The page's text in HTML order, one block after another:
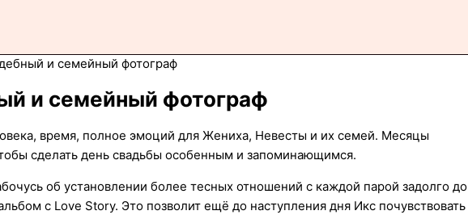
и семейный фотограф
и семейный фотограф
время, полное эмоций для Жениха, Невесты и их семей. Месяцы
сделать день свадьбы особенным и запоминающимся.
об установлении более тесных отношений с каждой парой задолго до
с Love Story. Это позволит ещё до наступления дня Икс почувствовать